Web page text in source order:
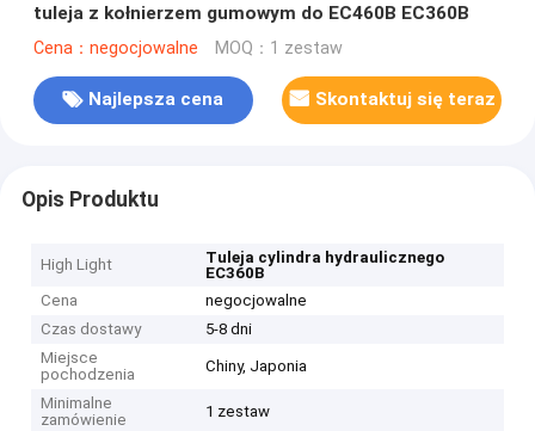
tuleja z kołnierzem gumowym do EC460B EC360B
Cena：negocjowalne MOQ：1 zestaw
Najlepsza cena Skontaktuj się teraz
Opis Produktu
High Light
Tuleja cylindra hydraulicznego
EC360B
Cena
negocjowalne
Czas dostawy
5-8 dni
Miejsce
pochodzenia
Chiny, Japonia
Minimalne
zamówienie
1 zestaw